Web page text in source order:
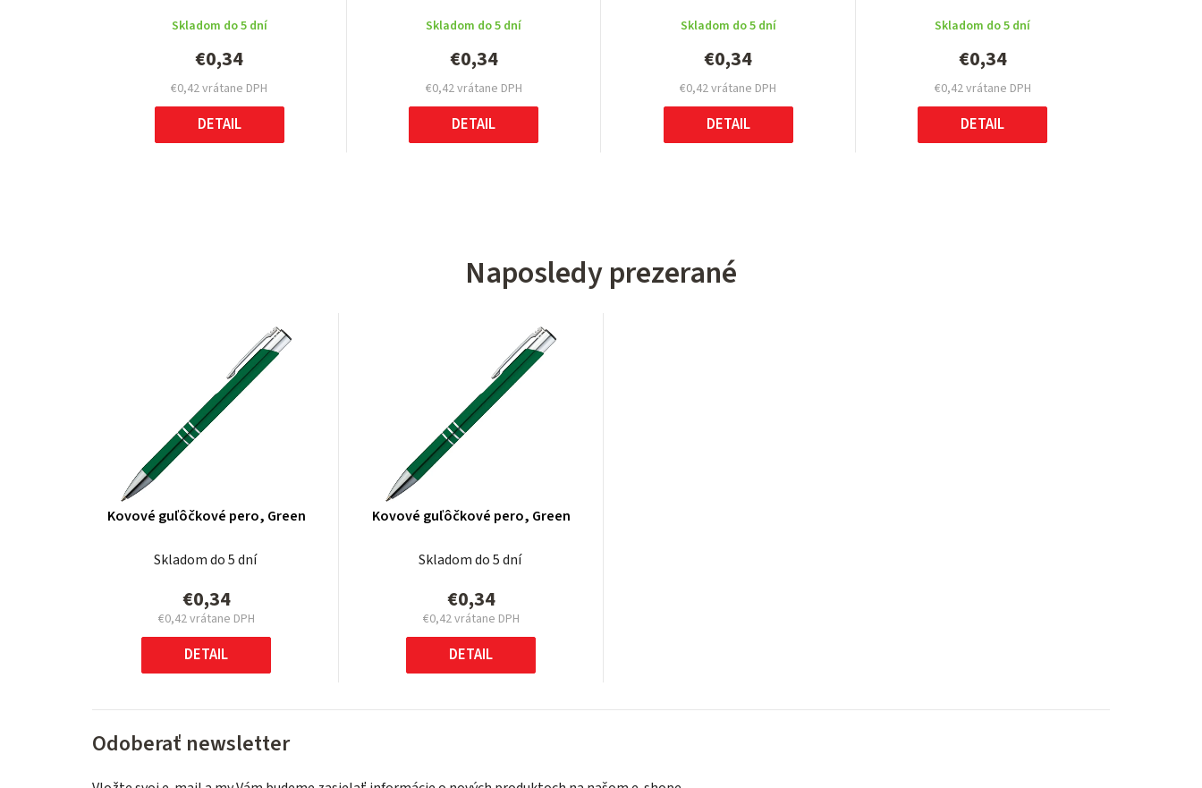
Skladom do 5 dní
€0,42 vrátane DPH
€0,34
DETAIL
Skladom do 5 dní
€0,42 vrátane DPH
€0,34
DETAIL
Skladom do 5 dní
€0,42 vrátane DPH
€0,34
DETAIL
Skladom do 5 dní
€0,42 vrátane DPH
€0,34
DETAIL
Naposledy prezerané
Kovové guľôčkové pero, Green
Skladom do 5 dní
€0,34
€0,42vrátane DPH
Jednotková
cena:
DETAIL
Kovové guľôčkové pero, Green
Skladom do 5 dní
€0,34
€0,42vrátane DPH
Jednotková
cena:
DETAIL
Odoberať newsletter